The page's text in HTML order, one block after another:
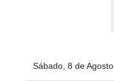
Sábado, 8 de Agosto